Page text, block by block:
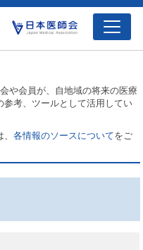
や会員が、自地域の将来の医療
考、ツールとして活用してい
、各情報のソースについてをご